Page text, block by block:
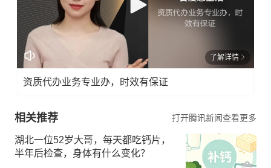
了解详情
资质代办业务专业办，时效有保证
相关推荐 打开腾讯新闻查看更多
湖北一位52岁大哥，每天都吃钙片，
半年后检查，身体有什么变化？